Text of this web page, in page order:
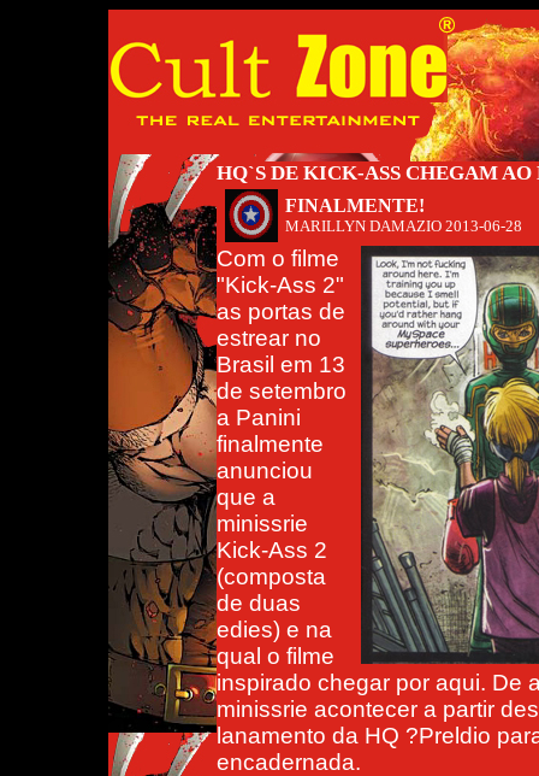
HQ`S DE KICK-ASS CHEGAM AO
FINALMENTE!
MARILLYN DAMAZIO 2013-06-28
Com o filme
"Kick-Ass 2"
as portas de
estrear no
Brasil em 13
de setembro
a Panini
finalmente
anunciou
que a
minissrie
Kick-Ass 2
(composta
de duas
edies) e na
qual o filme
inspirado chegar por aqui. De
minissrie acontecer a partir
lanamento da HQ ?Preldio
encadernada.